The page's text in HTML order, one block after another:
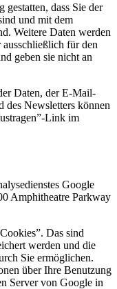
dass Sie der
und mit dem
Weitere Daten werden
für den
geben sie nicht an
Daten, der E-Mail-
des Newsletters können
Link im
Google
Amphitheatre Parkway
Das sind
werden und die
Sie ermöglichen.
über Ihre Benutzung
Server von Google in